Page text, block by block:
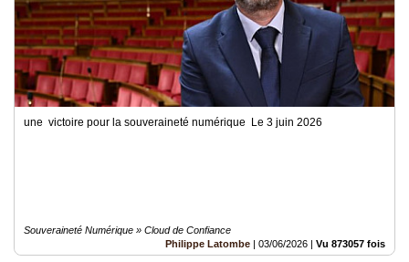
une victoire pour la souveraineté numérique Le 3 juin 2026
Souveraineté Numérique » Cloud de Confiance
Philippe Latombe | 03/06/2026 | Vu 873057 fois